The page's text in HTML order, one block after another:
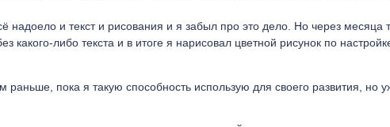
надоело и текст и рисования и я забыл про это дело. Но через месяца
какого-либо текста и в итоге я нарисовал цветной рисунок по
раньше, пока я такую способность использую для своего развития, но